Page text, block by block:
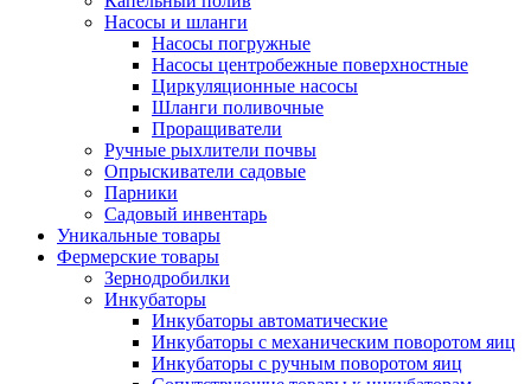
Насосы и шланги
Насосы погружные
Насосы центробежные поверхностные
Циркуляционные насосы
Шланги поливочные
Проращиватели
Ручные рыхлители почвы
Опрыскиватели садовые
Парники
Садовый инвентарь
Уникальные товары
Фермерские товары
Зернодробилки
Инкубаторы
Инкубаторы автоматические
Инкубаторы с механическим поворотом яиц
Инкубаторы с ручным поворотом яиц